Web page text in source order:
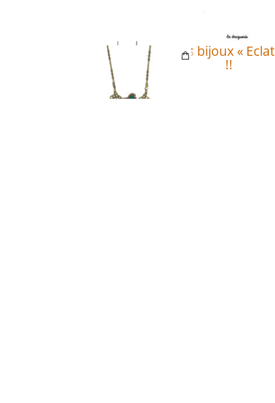
Retrouvez tous les bijoux «
!!